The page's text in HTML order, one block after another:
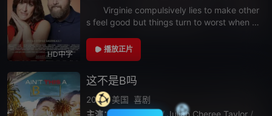
HD中字
Virginie compulsively lies to make other
s feel good but things turn to worst when all
播放正片
这不是B吗
2025 美国 喜剧
主演：
/ Juliah Cheree Taylor /